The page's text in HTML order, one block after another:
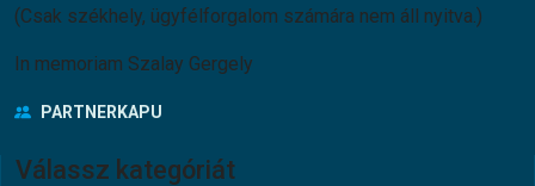
(Csak székhely, ügyfélforgalom számára nem áll nyitva.)
In memoriam Szalay Gergely
PARTNERKAPU
Válassz kategóriát